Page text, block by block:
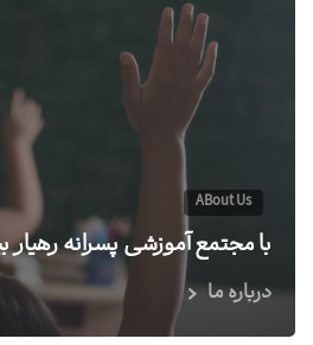
ABout Us
با مجتمع آموزشی پسرانه رهیار
درباره ما